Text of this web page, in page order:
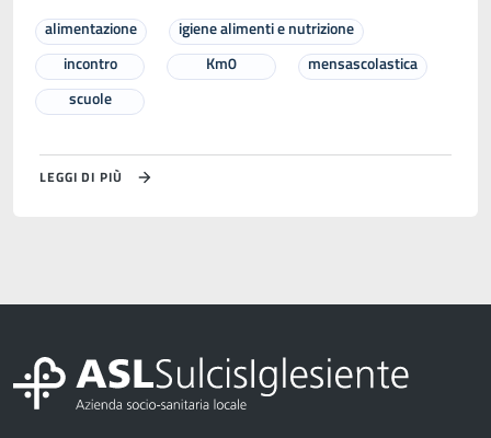
alimentazione
igiene alimenti e nutrizione
incontro
Km0
mensascolastica
scuole
LEGGI DI PIÙ